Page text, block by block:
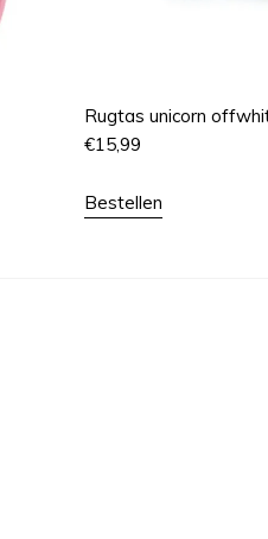
Rugtas unicorn
€15,99
Bestellen